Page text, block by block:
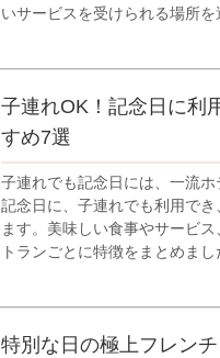
いサービスを受けられる場所
子連れOK！記念日に利
すめ7選
子連れでも記念日には、一流ホ
記念日に、子連れでも利用で
ます。美味しい食事やサービ
トランごとに特徴をまとめま
特別な日の極上フレン